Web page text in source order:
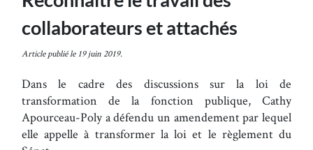
collaborateurs et attachés
Article publié le 19 juin 2019.
Dans le cadre des discussions sur la loi de
transformation de la fonction publique, Cathy
Apourceau-Poly a défendu un amendement par lequel
elle appelle à transformer la loi et le règlement du